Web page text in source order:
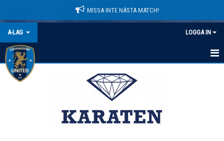
MISSA INTE NÄSTA MATCH!
A-LAG LOGGA IN
HEM